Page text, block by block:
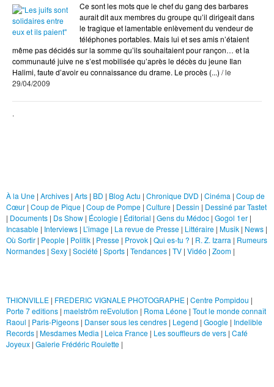
Dessin
Dessiné par Tastet
Documents
Ds Show
J'me présente
Littéraire
Musik
Où Sortir
People
Politik
Ce sont les mots que le chef du gang des barbares
aurait dit aux membres du groupe qu’il dirigeait dans
le tragique et lamentable enlèvement du vendeur de
téléphones portables. Mais lui et ses amis n’étaient
même pas décidés sur la somme qu’ils souhaitaient pour rançon… et la
communauté juive ne s’est mobilisée qu’après le décès du jeune Ilan
Halimi, faute d’avoir eu connaissance du drame. Le procès (...) / le
29/04/2009
.
À la Une | Archives | Arts | BD | Blog Actu | Chronique DVD | Cinéma | Coup de
Cœur | Coup de Pique | Coup de Pompe | Culture | Dessin | Dessiné par Tastet
| Documents | Ds Show | Écologie | Éditorial | Gens du Médoc | Gogol 1er |
Incasable | Interviews | L’image | La revue de Presse | Littéraire | Musik | News |
Où Sortir | People | Politik | Presse | Provok | Qui es-tu ? | R. Z. Izarra | Rumeurs
Normandes | Sexy | Société | Sports | Tendances | TV | Vidéo | Zoom |
THIONVILLE | FREDERIC VIGNALE PHOTOGRAPHE | Centre Pompidou |
Porte 7 editions | maelström reEvolution | Roma Léone | Tout le monde connaît
Raoul | Paris-Pigeons | Danser sous les cendres | Legend | Google | Indelible
Records | Mesdames Media | Leica France | Les souffleurs de vers | Café
Joyeux | Galerie Frédéric Roulette |